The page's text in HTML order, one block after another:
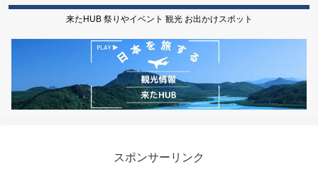
来たHUB 祭りやイベント 観光 お出かけスポット
スポンサーリンク